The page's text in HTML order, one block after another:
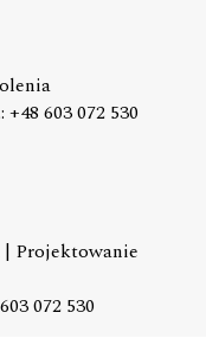
+48 603 072 530
| Projektowanie
072 530